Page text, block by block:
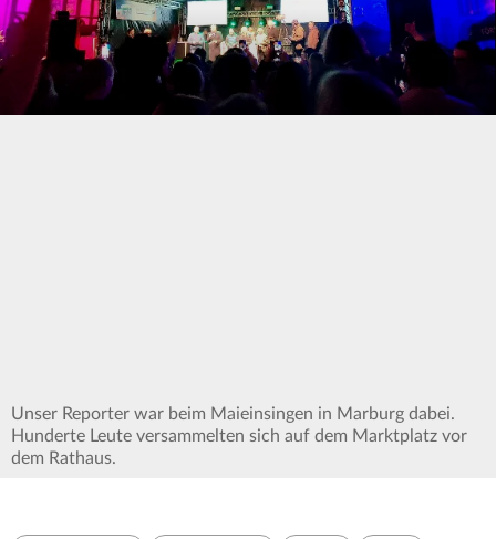
Unser Reporter war beim Maieinsingen in Marburg dabei.
Hunderte Leute versammelten sich auf dem Marktplatz vor
dem Rathaus.